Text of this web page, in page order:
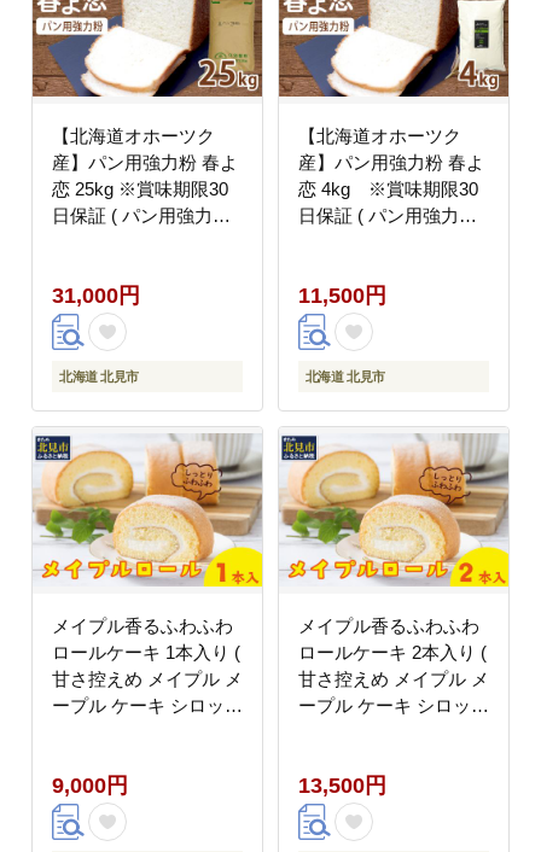
【北海道オホーツク
産】パン用強力粉 春よ
恋 25kg ※賞味期限30
日保証 ( パン用強力粉
31,000円
北海道 北見市
【北海道オホーツク
産】パン用強力粉 春よ
恋 4kg ※賞味期限30
日保証 ( パン用強力粉
11,500円
北海道 北見市
メイプル香るふわふわ
ロールケーキ 1本入り (
甘さ控えめ メイプル メ
ープル ケーキ シロップ
ナチュレーブ )【149-
0005】
9,000円
メイプル香るふわふわ
ロールケーキ 2本入り (
甘さ控えめ メイプル メ
ープル ケーキ シロップ
ナチュレーブ )【149-
0004】
13,500円